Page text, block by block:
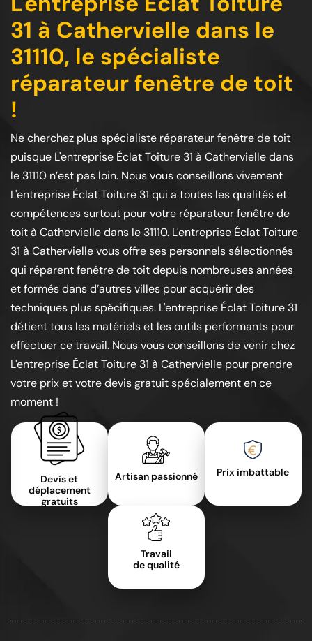
31 à Cathervielle dans le
31110, le spécialiste
réparateur fenêtre de toit
!
Ne cherchez plus spécialiste réparateur fenêtre de toit
puisque L'entreprise Éclat Toiture 31 à Cathervielle dans
le 31110 n’est pas loin. Nous vous conseillons vivement
L'entreprise Éclat Toiture 31 qui a toutes les qualités et
compétences surtout pour votre réparateur fenêtre de
toit à Cathervielle dans le 31110. L'entreprise Éclat Toiture
31 à Cathervielle vous offre ses personnels sélectionnés
qui réparent fenêtre de toit depuis nombreuses années
et formés dans d’autres villes pour acquérir des
techniques plus spécifiques. L'entreprise Éclat Toiture 31
détient tous les matériels et les outils performants pour
effectuer ce travail. Nous vous conseillons de venir chez
L'entreprise Éclat Toiture 31 à Cathervielle pour prendre
votre prix et votre devis gratuit spécialement en ce
moment !
Devis et
déplacement
gratuits
Artisan passionné Prix imbattable
Travail
de qualité